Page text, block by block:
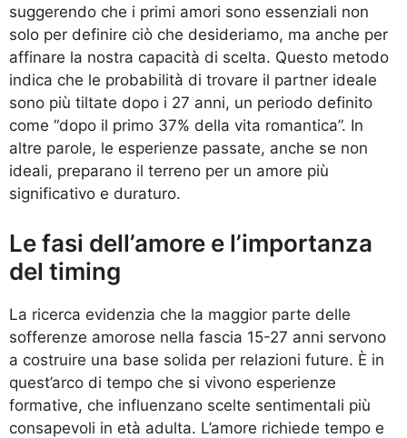
suggerendo che i primi amori sono essenziali non
solo per definire ciò che desideriamo, ma anche per
affinare la nostra capacità di scelta. Questo metodo
indica che le probabilità di trovare il partner ideale
sono più tiltate dopo i 27 anni, un periodo definito
come “dopo il primo 37% della vita romantica”. In
altre parole, le esperienze passate, anche se non
ideali, preparano il terreno per un amore più
significativo e duraturo.
Le fasi dell’amore e l’importanza
del timing
La ricerca evidenzia che la maggior parte delle
sofferenze amorose nella fascia 15-27 anni servono
a costruire una base solida per relazioni future. È in
quest’arco di tempo che si vivono esperienze
formative, che influenzano scelte sentimentali più
consapevoli in età adulta. L’amore richiede tempo e